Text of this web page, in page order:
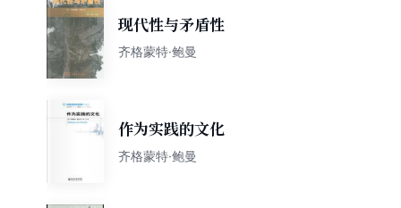
现代性与矛盾性
齐格蒙特·鲍曼
作为实践的文化
齐格蒙特·鲍曼